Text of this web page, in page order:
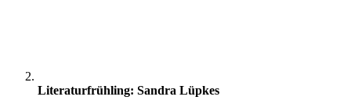
Literaturfrühling: Sandra Lüpkes